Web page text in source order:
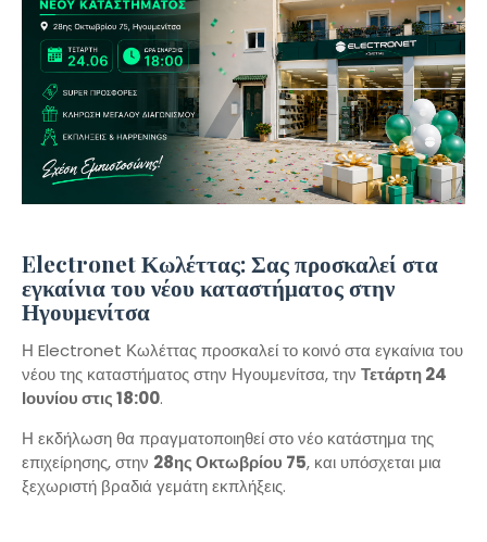
Electronet Κωλέττας: Σας προσκαλεί στα
εγκαίνια του νέου καταστήματος στην
Ηγουμενίτσα
Η Electronet Κωλέττας προσκαλεί το κοινό στα εγκαίνια του
νέου της καταστήματος στην Ηγουμενίτσα, την Τετάρτη 24
Ιουνίου στις 18:00.
Η εκδήλωση θα πραγματοποιηθεί στο νέο κατάστημα της
επιχείρησης, στην 28ης Οκτωβρίου 75, και υπόσχεται μια
ξεχωριστή βραδιά γεμάτη εκπλήξεις.